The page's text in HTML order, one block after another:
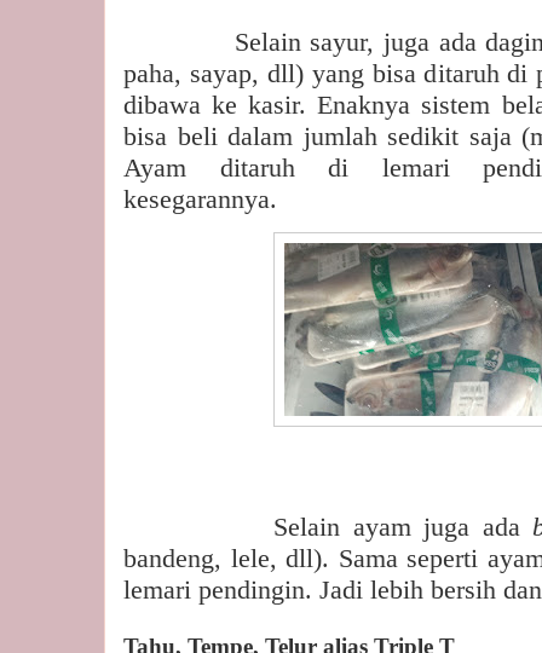
Selain sayur, juga ada
paha, sayap, dll) yang bisa ditaruh di
dibawa ke kasir. Enaknya sistem
bisa beli dalam jumlah sedikit saja
Ayam ditaruh di lemari
kesegarannya.
Selain ayam juga ada
bandeng, lele, dll). Sama seperti
lemari pendingin. Jadi lebih bersih
Tahu, Tempe, Telur alias Triple T